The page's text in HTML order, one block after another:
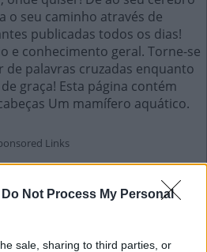
Do Not Process My Personal
sale, sharing to third parties, or
o seu caminho através de
publicadas todos os dias!
e conhecimento geral. Torne-se
palavras cruzadas enquanto
graça! Esta página contém
Um mamífero aquático.